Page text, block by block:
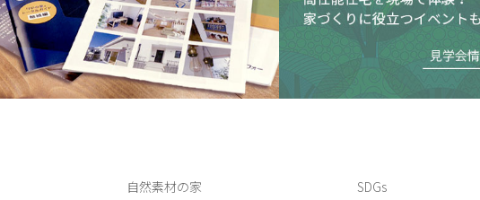
自然素材の家 SDGs